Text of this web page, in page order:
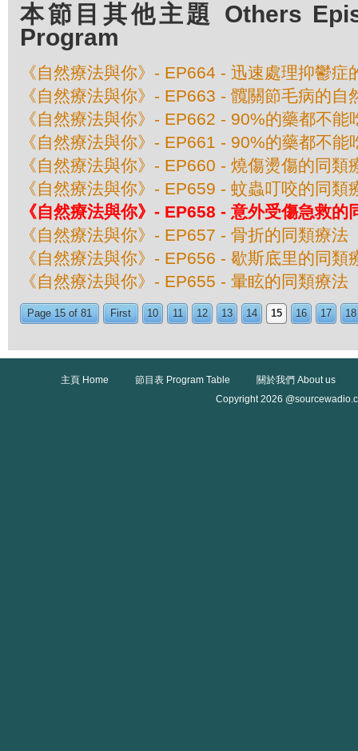
本節目其他主題 Others
Program
《自然療法與你》- EP664 - 迅速處理抑鬱症
《自然療法與你》- EP663 - 髖關節毛病的自
《自然療法與你》- EP662 - 90%的藥都不能
《自然療法與你》- EP661 - 90%的藥都不能
《自然療法與你》- EP660 - 燒傷燙傷的同類
《自然療法與你》- EP659 - 蚊蟲叮咬的同類
《自然療法與你》- EP658 - 意外受傷急救的
《自然療法與你》- EP657 - 骨折的同類療法
《自然療法與你》- EP656 - 歇斯底里的同類
《自然療法與你》- EP655 - 暈眩的同類療法
Page 15 of 81 First 10 11 12 13 14 15 16 17 18
主頁 Home 節目表 Program Table
關於我們 About us
Copyright 2026